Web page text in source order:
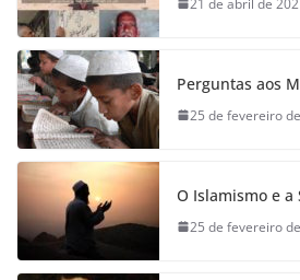
Perguntas aos
25 de fevereiro
O Islamismo e a
25 de fevereiro